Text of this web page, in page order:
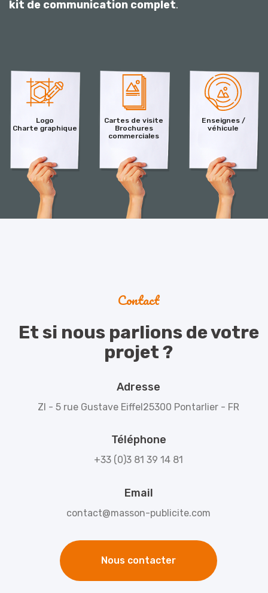
kit de communication complet.
Logo
Charte graphique
Cartes de visite
Brochures
commerciales
Enseignes /
véhicule
Contact
Et si nous parlions de votre
projet ?
Adresse
ZI - 5 rue Gustave Eiffel25300 Pontarlier - FR
Téléphone
+33 (0)3 81 39 14 81
Email
contact@masson-publicite.com
Nous contacter